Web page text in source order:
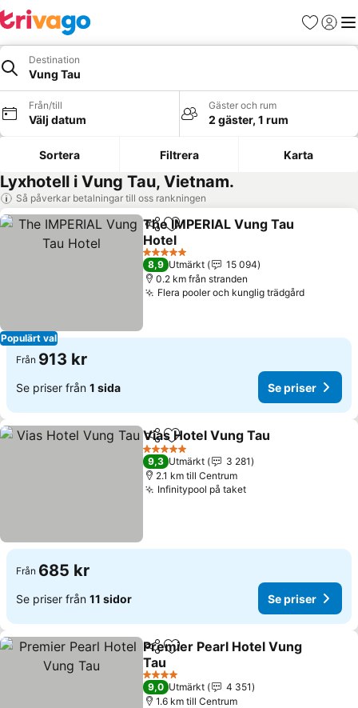
Favoriter
Logga
Destination
Vung Tau
Från/till
Välj datum
Gäster och rum
2 gäster, 1 rum
Sortera Filtrera Karta
Lyxhotell i Vung Tau, Vietnam.
Så påverkar betalningar till oss rankningen
Populärt val
Dela Lägg till i Mina Favoriter
The IMPERIAL Vung Tau
Hotel
5 Stjärnor
8,9 Utmärkt
15 094
0.2 km från stranden
Flera pooler och kunglig trädgård
Från 913 kr
Se priser från 1 sida Se priser
Dela Lägg till i Mina Favoriter
Vias Hotel Vung Tau
5 Stjärnor
9,3 Utmärkt
3 281
2.1 km till Centrum
Infinitypool på taket
Från 685 kr
Se priser från 11 sidor Se priser
Dela Lägg till i Mina Favoriter
Premier Pearl Hotel Vung
Tau
4 Stjärnor
9,0 Utmärkt
4 351
1.6 km till Centrum